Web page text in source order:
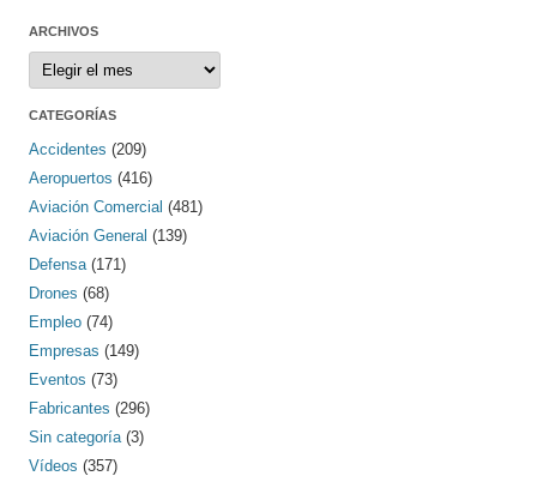
ARCHIVOS
Archivos
CATEGORÍAS
Accidentes (209)
Aeropuertos (416)
Aviación Comercial (481)
Aviación General (139)
Defensa (171)
Drones (68)
Empleo (74)
Empresas (149)
Eventos (73)
Fabricantes (296)
Sin categoría (3)
Vídeos (357)